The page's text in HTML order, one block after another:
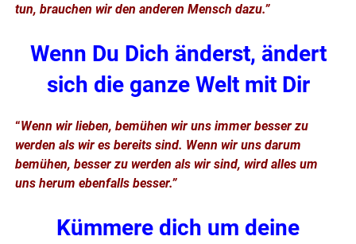
tun, brauchen wir den anderen Mensch dazu.”
Wenn Du Dich änderst, ändert
sich die ganze Welt mit Dir
“Wenn wir lieben, bemühen wir uns immer besser zu
werden als wir es bereits sind. Wenn wir uns darum
bemühen, besser zu werden als wir sind, wird alles um
uns herum ebenfalls besser.”
Kümmere dich um deine